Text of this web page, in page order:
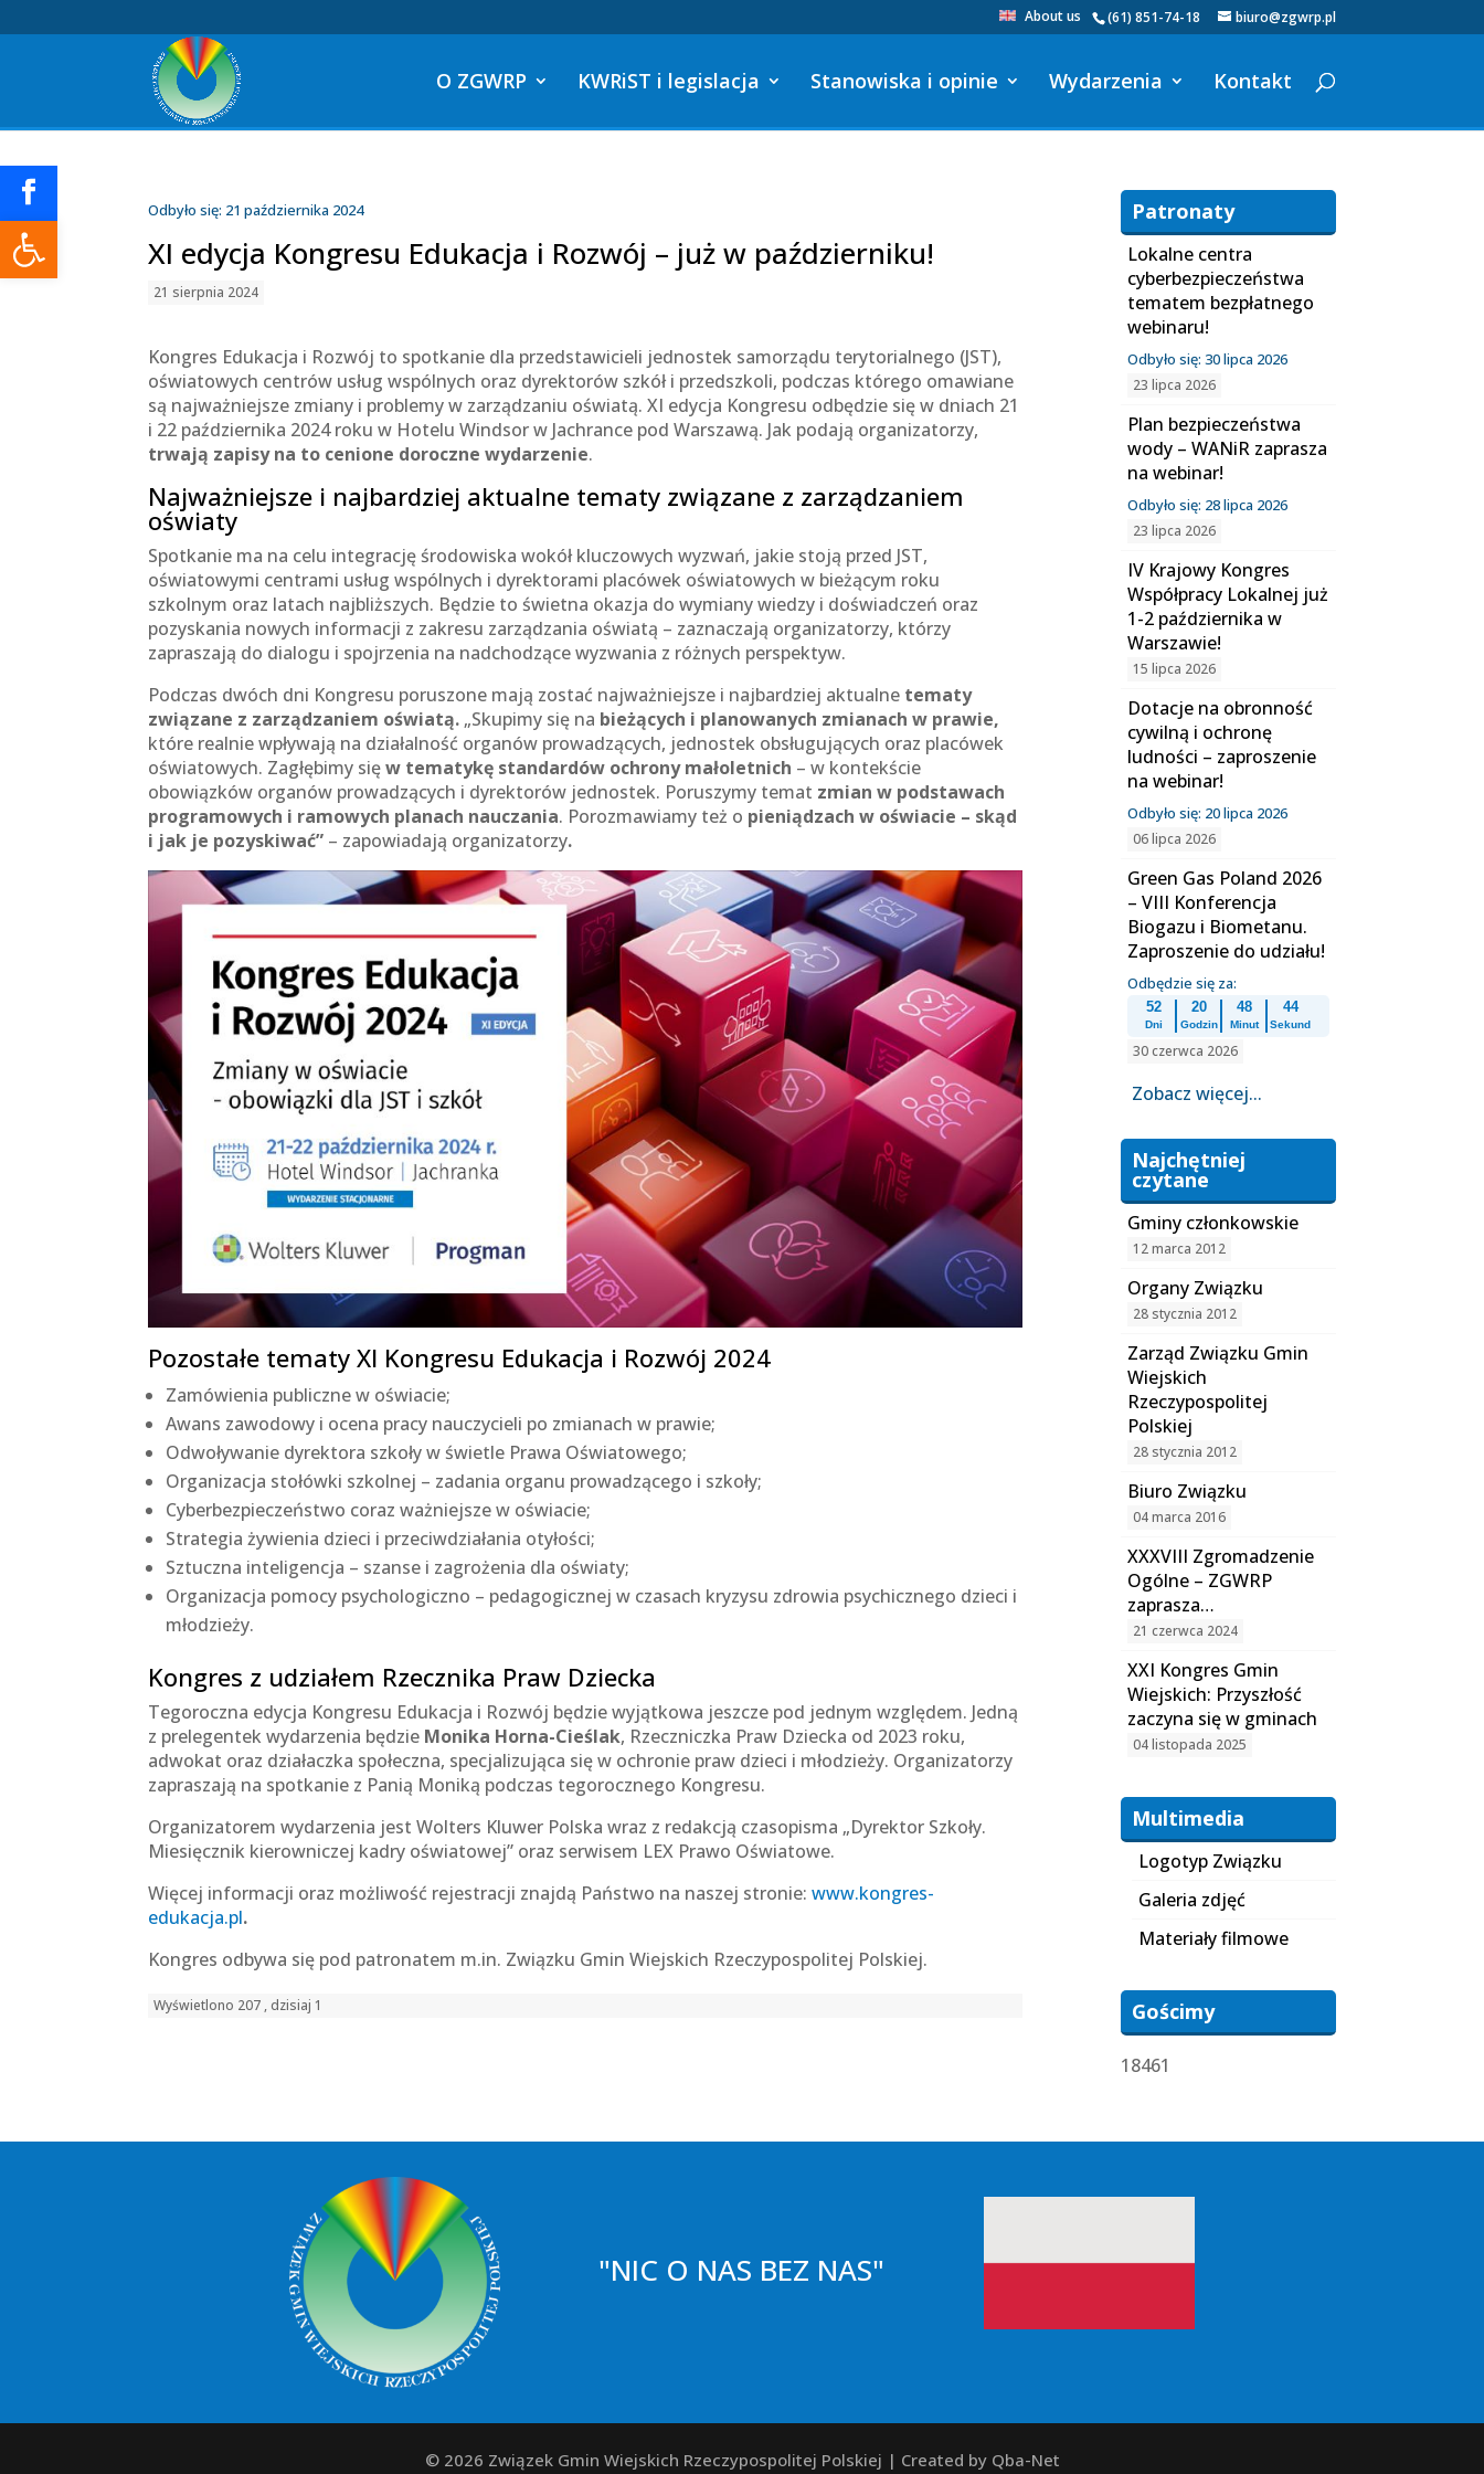
Otwórz pasek narzędzi
(61) 851-74-18 biuro@zgwrp.pl
About us
O ZGWRP KWRiST i legislacja Stanowiska i opinie Wydarzenia Kontakt
Odbyło się: 21 października 2024
XI edycja Kongresu Edukacja i Rozwój – już w październiku!
21 sierpnia 2024
Kongres Edukacja i Rozwój to spotkanie dla przedstawicieli jednostek samorządu terytorialnego (JST),
oświatowych centrów usług wspólnych oraz dyrektorów szkół i przedszkoli, podczas którego omawiane
są najważniejsze zmiany i problemy w zarządzaniu oświatą. XI edycja Kongresu odbędzie się w dniach 21
i 22 października 2024 roku w Hotelu Windsor w Jachrance pod Warszawą. Jak podają organizatorzy,
trwają zapisy na to cenione doroczne wydarzenie.
Najważniejsze i najbardziej aktualne tematy związane z zarządzaniem
oświaty
Spotkanie ma na celu integrację środowiska wokół kluczowych wyzwań, jakie stoją przed JST,
oświatowymi centrami usług wspólnych i dyrektorami placówek oświatowych w bieżącym roku
szkolnym oraz latach najbliższych. Będzie to świetna okazja do wymiany wiedzy i doświadczeń oraz
pozyskania nowych informacji z zakresu zarządzania oświatą – zaznaczają organizatorzy, którzy
zapraszają do dialogu i spojrzenia na nadchodzące wyzwania z różnych perspektyw.
Podczas dwóch dni Kongresu poruszone mają zostać najważniejsze i najbardziej aktualne tematy
związane z zarządzaniem oświatą. „Skupimy się na bieżących i planowanych zmianach w prawie,
które realnie wpływają na działalność organów prowadzących, jednostek obsługujących oraz placówek
oświatowych. Zagłębimy sięw tematykę standardów ochrony małoletnich – w kontekście
obowiązków organów prowadzących i dyrektorów jednostek. Poruszymy temat zmian w podstawach
programowych i ramowych planach nauczania. Porozmawiamy też o pieniądzach w oświacie – skąd
i jak je pozyskiwać” – zapowiadają organizatorzy.
Pozostałe tematy XI Kongresu Edukacja i Rozwój 2024
Zamówienia publiczne w oświacie;
Awans zawodowy i ocena pracy nauczycieli po zmianach w prawie;
Odwoływanie dyrektora szkoły w świetle Prawa Oświatowego;
Organizacja stołówki szkolnej – zadania organu prowadzącego i szkoły;
Cyberbezpieczeństwo coraz ważniejsze w oświacie;
Strategia żywienia dzieci i przeciwdziałania otyłości;
Sztuczna inteligencja – szanse i zagrożenia dla oświaty;
Organizacja pomocy psychologiczno – pedagogicznej w czasach kryzysu zdrowia psychicznego dzieci i
młodzieży.
Kongres z udziałem Rzecznika Praw Dziecka
Tegoroczna edycja Kongresu Edukacja i Rozwój będzie wyjątkowa jeszcze pod jednym względem. Jedną
z prelegentek wydarzenia będzie Monika Horna-Cieślak, Rzeczniczka Praw Dziecka od 2023 roku,
adwokat oraz działaczka społeczna, specjalizująca się w ochronie praw dzieci i młodzieży. Organizatorzy
zapraszają na spotkanie z Panią Moniką podczas tegorocznego Kongresu.
Organizatorem wydarzenia jest Wolters Kluwer Polska wraz z redakcją czasopisma „Dyrektor Szkoły.
Miesięcznik kierowniczej kadry oświatowej” oraz serwisem LEX Prawo Oświatowe.
Więcej informacji oraz możliwość rejestracji znajdą Państwo na naszej stronie:www.kongres-
edukacja.pl.
Kongres odbywa się pod patronatem m.in. Związku Gmin Wiejskich Rzeczypospolitej Polskiej.
Wyświetlono 207 , dzisiaj 1
Patronaty
Lokalne centra
cyberbezpieczeństwa
tematem bezpłatnego
webinaru!
Odbyło się: 30 lipca 2026
23 lipca 2026
Plan bezpieczeństwa
wody – WANiR zaprasza
na webinar!
Odbyło się: 28 lipca 2026
23 lipca 2026
IV Krajowy Kongres
Współpracy Lokalnej już
1-2 października w
Warszawie!
15 lipca 2026
Dotacje na obronność
cywilną i ochronę
ludności – zaproszenie
na webinar!
Odbyło się: 20 lipca 2026
06 lipca 2026
Green Gas Poland 2026
– VIII Konferencja
Biogazu i Biometanu.
Zaproszenie do udziału!
Odbędzie się za:
52
Dni
20
Godzin
48
Minut
44
Sekund
30 czerwca 2026
Zobacz więcej...
Najchętniej
czytane
Gminy członkowskie
12 marca 2012
Organy Związku
28 stycznia 2012
Zarząd Związku Gmin
Wiejskich
Rzeczypospolitej
Polskiej
28 stycznia 2012
Biuro Związku
04 marca 2016
XXXVIII Zgromadzenie
Ogólne – ZGWRP
zaprasza…
21 czerwca 2024
XXI Kongres Gmin
Wiejskich: Przyszłość
zaczyna się w gminach
04 listopada 2025
Multimedia
Logotyp Związku
Galeria zdjęć
Materiały filmowe
Gościmy
18461
"NIC O NAS BEZ NAS"
© 2026 Związek Gmin Wiejskich Rzeczypospolitej Polskiej | Created by Qba-Net